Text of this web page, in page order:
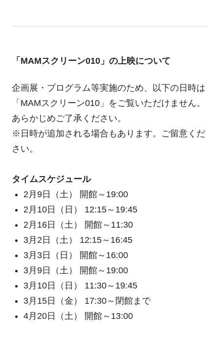
「MAMスクリーン010」の上映について
企画展・プログラム等実施のため、以下の日時は
「MAMスクリーン010」をご覧いただけません。
あらかじめご了承ください。
※日時が追加される場合もあります。ご留意くだ
さい。
タイムスケジュール
2月9日（土） 開館～19:00
2月10日（日） 12:15～19:45
2月16日（土） 開館～11:30
3月2日（土） 12:15～16:45
3月3日（日） 開館～16:00
3月9日（土） 開館～19:00
3月10日（日） 11:30～19:45
3月15日（金） 17:30～閉館まで
4月20日（土） 開館～13:00